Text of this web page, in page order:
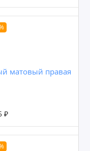
матовый правая
₽